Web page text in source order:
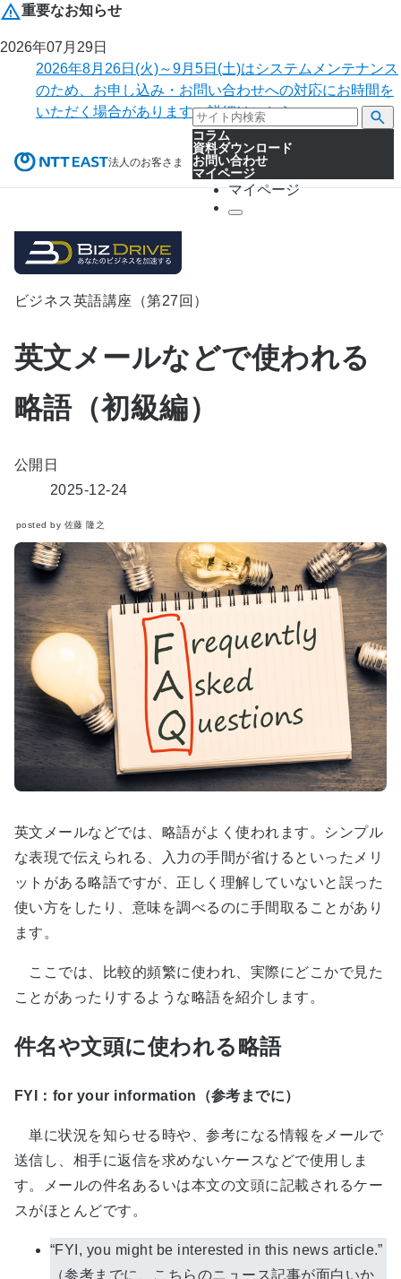
重要なお知らせ
2026年07月29日
2026年8月26日(火)～9月5日(土)はシステムメンテナンス
のため、お申し込み・お問い合わせへの対応にお時間を
いただく場合があります。詳細はこちら。
法人のお客さま
コラム
資料ダウンロード
お問い合わせ
マイページ
マイページ
ビジネス英語講座（第27回）
英文メールなどで使われる
略語（初級編）
公開日
2025-12-24
posted by 佐藤 隆之
英文メールなどでは、略語がよく使われます。シンプル
な表現で伝えられる、入力の手間が省けるといったメリ
ットがある略語ですが、正しく理解していないと誤った
使い方をしたり、意味を調べるのに手間取ることがあり
ます。
ここでは、比較的頻繁に使われ、実際にどこかで見た
ことがあったりするような略語を紹介します。
件名や文頭に使われる略語
FYI：for your information（参考までに）
単に状況を知らせる時や、参考になる情報をメールで
送信し、相手に返信を求めないケースなどで使用しま
す。メールの件名あるいは本文の文頭に記載されるケー
スがほとんどです。
“FYI, you might be interested in this news article.”
（参考までに、こちらのニュース記事が面白いか